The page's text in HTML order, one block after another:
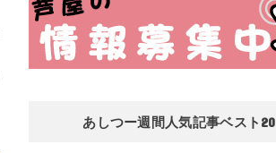
あしつー週間人気記事ベスト20